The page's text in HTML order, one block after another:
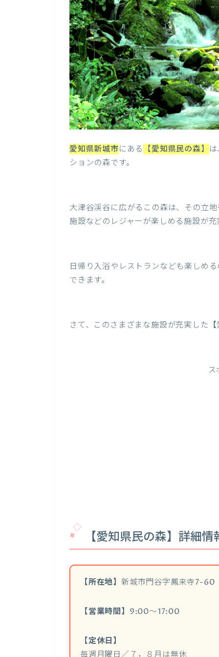
愛知県新城市にある 【愛知県民の森】
ションの森です。
大津谷渓谷に広がるこの森は、その立
施設などのレジャーが楽しめる施設が
日帰り入浴やレストランなども楽しめ
できます。
さて、このさまざまな施設が充実した
ス
【愛知県民の森】詳細情
【所在地】 新城市門谷字鳳来寺7-60
【営業時間】 9:00～17:00
【定休日】
毎週月曜日／７，８月は無休